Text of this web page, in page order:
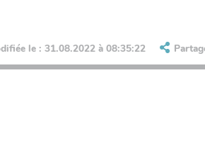
le : 31.08.2022 à 08:35:22